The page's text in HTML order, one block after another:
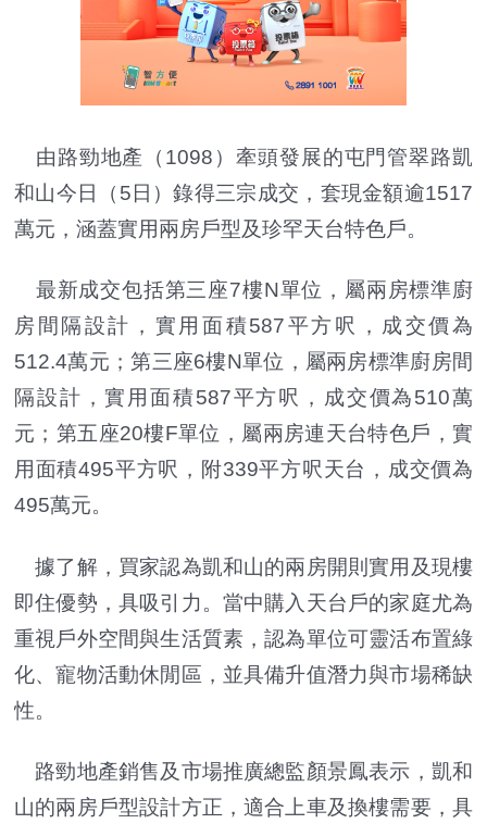
由路勁地產（1098）牽頭發展的屯門管翠路凱
和山今日（5日）錄得三宗成交，套現金額逾1517
萬元，涵蓋實用兩房戶型及珍罕天台特色戶。
最新成交包括第三座7樓N單位，屬兩房標準廚
房間隔設計，實用面積587平方呎，成交價為
512.4萬元；第三座6樓N單位，屬兩房標準廚房間
隔設計，實用面積587平方呎，成交價為510萬
元；第五座20樓F單位，屬兩房連天台特色戶，實
用面積495平方呎，附339平方呎天台，成交價為
495萬元。
據了解，買家認為凱和山的兩房開則實用及現樓
即住優勢，具吸引力。當中購入天台戶的家庭尤為
重視戶外空間與生活質素，認為單位可靈活布置綠
化、寵物活動休閒區，並具備升值潛力與市場稀缺
性。
路勁地產銷售及市場推廣總監顏景鳳表示，凱和
山的兩房戶型設計方正，適合上車及換樓需要，具